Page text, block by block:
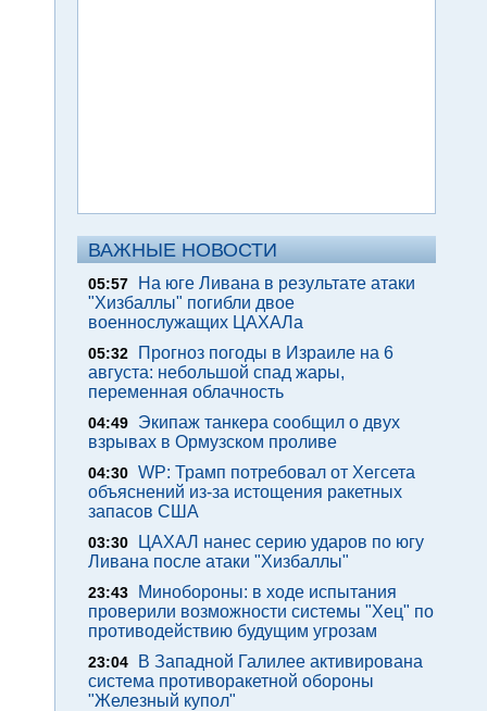
ВАЖНЫЕ НОВОСТИ
05:57
На юге Ливана в результате атаки
"Хизбаллы" погибли двое
военнослужащих ЦАХАЛа
05:32
Прогноз погоды в Израиле на 6
августа: небольшой спад жары,
переменная облачность
04:49
Экипаж танкера сообщил о двух
взрывах в Ормузском проливе
04:30 WP: Трамп потребовал от Хегсета
объяснений из-за истощения ракетных
запасов США
03:30
ЦАХАЛ нанес серию ударов по югу
Ливана после атаки "Хизбаллы"
23:43
Минобороны: в ходе испытания
проверили возможности системы "Хец" по
противодействию будущим угрозам
23:04
В Западной Галилее активирована
система противоракетной обороны
"Железный купол"